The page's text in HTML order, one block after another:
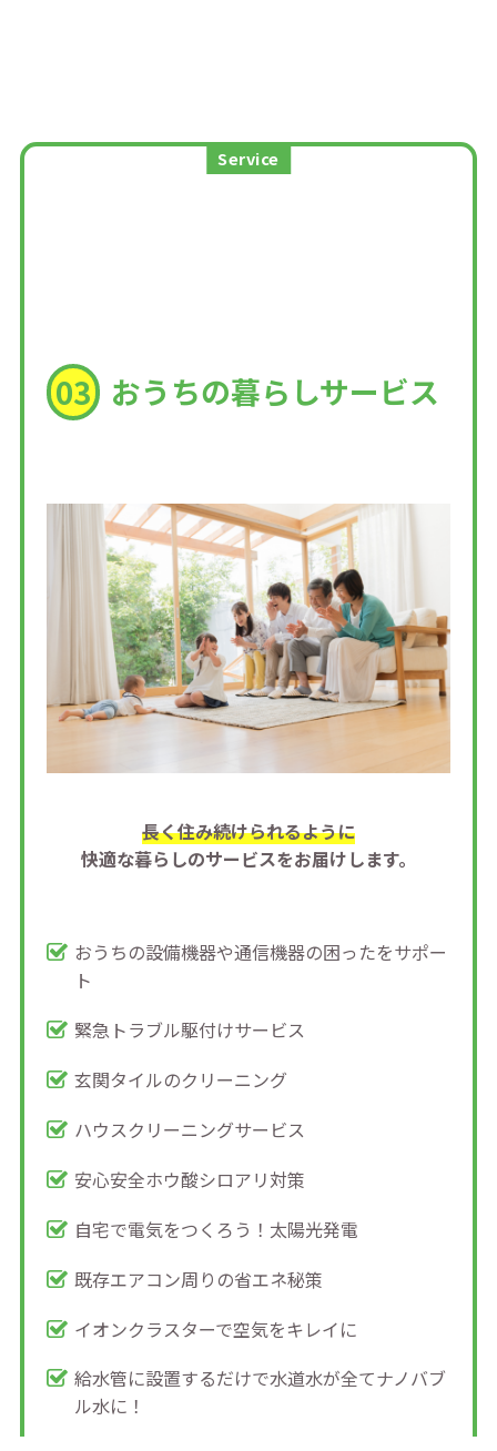
Service
おうちの暮らしサービス
⻑く住み続けられるように
快適な暮らしのサービスをお届けします。
おうちの設備機器や通信機器の困ったをサポー
ト
緊急トラブル駆付けサービス
玄関タイルのクリーニング
ハウスクリーニングサービス
安心安全ホウ酸シロアリ対策
自宅で電気をつくろう！太陽光発電
既存エアコン周りの省エネ秘策
イオンクラスターで空気をキレイに
給水管に設置するだけで水道水が全てナノバブ
ル水に！